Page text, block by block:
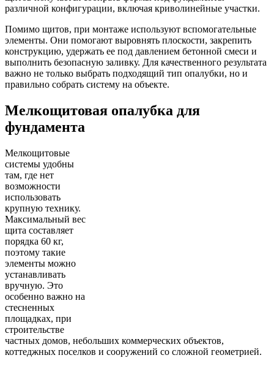
различной конфигурации, включая криволинейные участки.
Помимо щитов, при монтаже используют вспомогательные
элементы. Они помогают выровнять плоскости, закрепить
конструкцию, удержать ее под давлением бетонной смеси и
выполнить безопасную заливку. Для качественного результата
важно не только выбрать подходящий тип опалубки, но и
правильно собрать систему на объекте.
Мелкощитовая опалубка для
фундамента
Мелкощитовые
системы удобны
там, где нет
возможности
использовать
крупную технику.
Максимальный вес
щита составляет
порядка 60 кг,
поэтому такие
элементы можно
устанавливать
вручную. Это
особенно важно на
стесненных
площадках, при
строительстве
частных домов, небольших коммерческих объектов,
коттеджных поселков и сооружений со сложной геометрией.